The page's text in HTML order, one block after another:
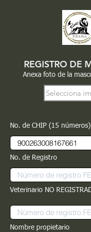
REGISTRO DE
Anexa foto de la
Selecciona
No. de CHIP (15 números)
No. de Registro
Veterinario NO
Nombre propietario